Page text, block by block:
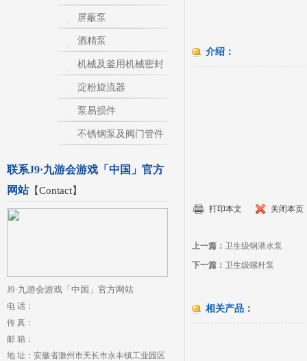
屏蔽泵
酒精泵
机械及釜用机械密封
淀粉旋流器
泵易损件
不锈钢泵及阀门管件
联系J9·九游会游戏「中国」官方
网站【Contact】
J9·九游会游戏「中国」官方网站
电 话：
传 真：
邮 箱：
地 址：安徽省滁州市天长市永丰镇工业园区
介绍：
打印本文 关闭本页
上一篇： 卫生级钢潜水泵
下一篇： 卫生级螺杆泵
相关产品：